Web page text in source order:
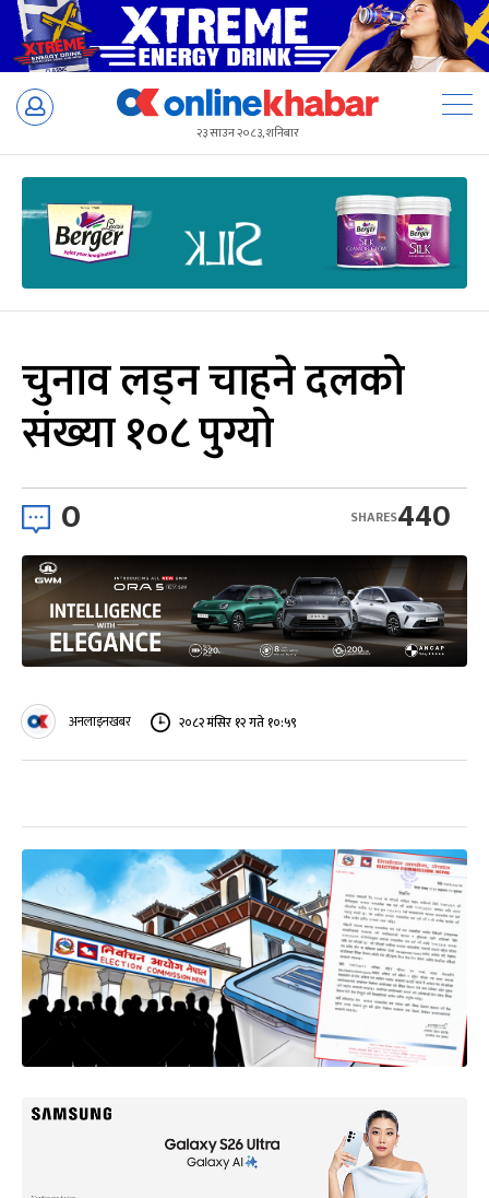
Skip
२३ साउन २०८३, शनिबार
चुनाव लड्न चाहने दलको
संख्या १०८ पुग्यो
0 440
SHARES
अनलाइनखबर २०८२ मंसिर १२ गते १०:५९